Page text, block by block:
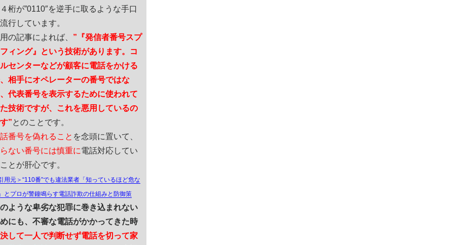
桁が”0110″を逆手に取るような手口
行しています。
の記事によれば、 ”『発信者番号スプ
ィング』という技術があります。コ
センターなどが顧客に電話をかける
相手にオペレーターの番号ではな
代表番号を表示するために使われて
技術ですが、これを悪用しているの
”とのことです。
番号を偽れること を念頭に置いて、
ない番号には慎重に電話対応してい
とが肝心です。
用元＞“110番”でも違法業者「知っているほど危な
とプロが警鐘鳴らす電話詐欺の仕組みと防御策
ような卑劣な犯罪に巻き込まれない
にも、不審な電話がかかってきた時
決して一人で判断せず電話を切って家